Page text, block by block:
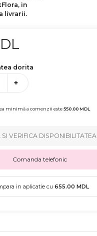
in
livrarii.
dorita
+
minimă a comenzii este550.00MDL
SI VERIFICA DISPONIBILITATEA
Comanda telefonic
in aplicatie cu 655.00 MDL